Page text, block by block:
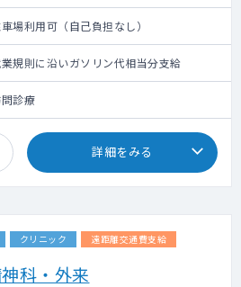
場利用可（自己負担なし）
規則に沿いガソリン代相当分支給
診療
詳細をみる
クリニック 遠距離交通費支給
科・外来